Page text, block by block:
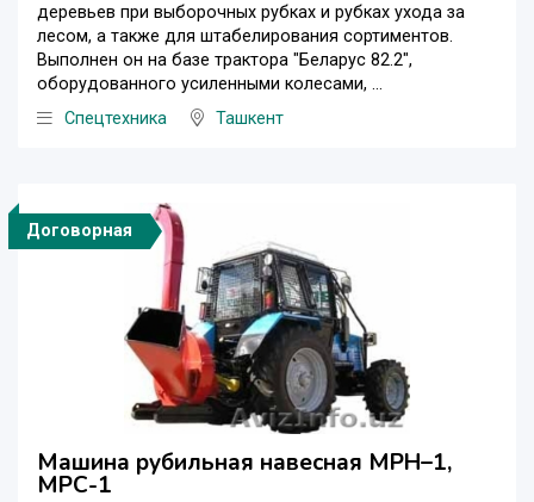
деревьев при выборочных рубках и рубках ухода за
лесом, а также для штабелирования сортиментов.
Выполнен он на базе трактора "Беларус 82.2",
оборудованного усиленными колесами, ...
Спецтехника
Ташкент
Договорная
Машина рубильная навесная МРН–1,
МРС-1